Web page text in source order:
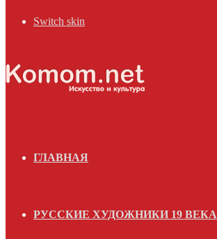
Switch skin
ГЛАВНАЯ
РУССКИЕ ХУДОЖНИКИ 19 ВЕКА